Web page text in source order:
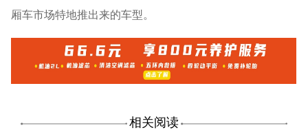
厢车市场特地推出来的车型。
相关阅读